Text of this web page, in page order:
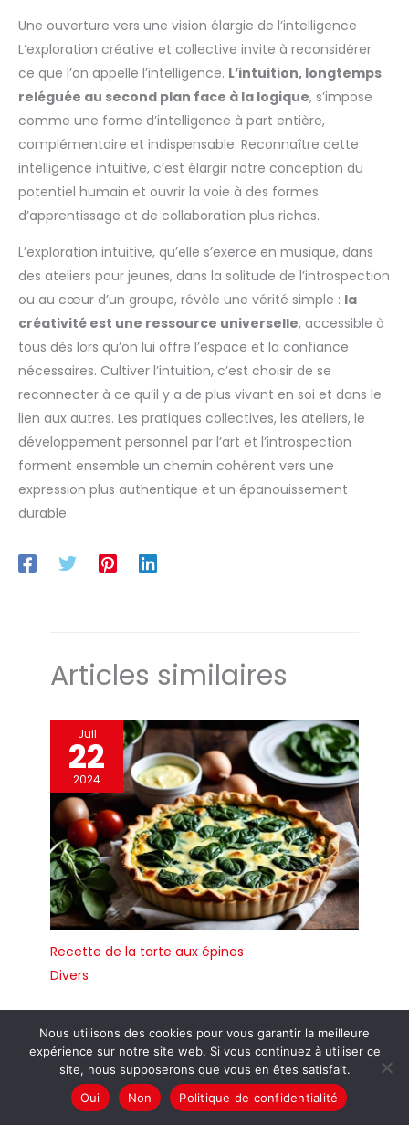
Une ouverture vers une vision élargie de l’intelligence
L’exploration créative et collective invite à reconsidérer
ce que l’on appelle l’intelligence. L’intuition, longtemps
reléguée au second plan face à la logique, s’impose
comme une forme d’intelligence à part entière,
complémentaire et indispensable. Reconnaître cette
intelligence intuitive, c’est élargir notre conception du
potentiel humain et ouvrir la voie à des formes
d’apprentissage et de collaboration plus riches.
L’exploration intuitive, qu’elle s’exerce en musique, dans
des ateliers pour jeunes, dans la solitude de l’introspection
ou au cœur d’un groupe, révèle une vérité simple : la
créativité est une ressource universelle, accessible à
tous dès lors qu’on lui offre l’espace et la confiance
nécessaires. Cultiver l’intuition, c’est choisir de se
reconnecter à ce qu’il y a de plus vivant en soi et dans le
lien aux autres. Les pratiques collectives, les ateliers, le
développement personnel par l’art et l’introspection
forment ensemble un chemin cohérent vers une
expression plus authentique et un épanouissement
durable.
Articles similaires
Juil
22
2024
Recette de la tarte aux épines
Divers
Juil
26
2024
Nous utilisons des cookies pour vous garantir la meilleure
expérience sur notre site web. Si vous continuez à utiliser ce
site, nous supposerons que vous en êtes satisfait.
Oui
Non Politique de confidentialité